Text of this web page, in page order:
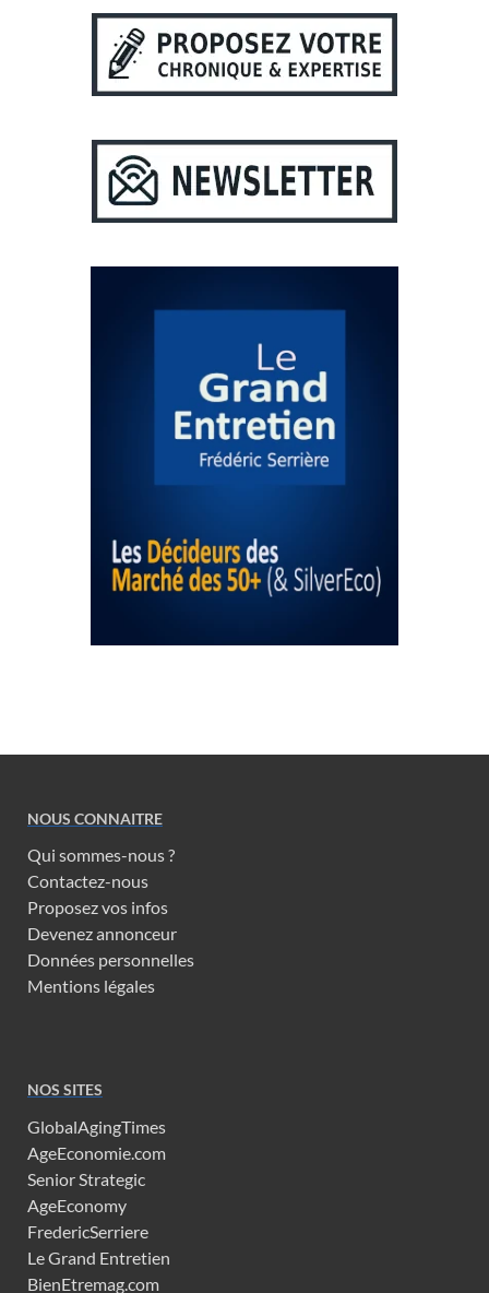
NOUS CONNAITRE
Qui sommes-nous ?
Contactez-nous
Proposez vos infos
Devenez annonceur
Données personnelles
Mentions légales
NOS SITES
GlobalAgingTimes
AgeEconomie.com
Senior Strategic
AgeEconomy
FredericSerriere
Le Grand Entretien
BienEtremag.com